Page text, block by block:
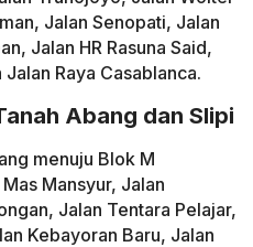
Jalan Senopati, Jalan
Jalan HR Rasuna Said,
Raya Casablanca.
Abang dan Slipi
menuju Blok M
Mansyur, Jalan
Jalan Tentara Pelajar,
Kebayoran Baru, Jalan